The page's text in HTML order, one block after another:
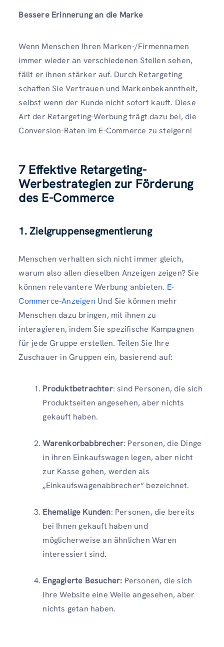
Bessere Erinnerung an die Marke
Wenn Menschen Ihren Marken-/Firmennamen
immer wieder an verschiedenen Stellen sehen,
fällt er ihnen stärker auf. Durch Retargeting
schaffen Sie Vertrauen und Markenbekanntheit,
selbst wenn der Kunde nicht sofort kauft. Diese
Art der Retargeting-Werbung trägt dazu bei, die
Conversion-Raten im E-Commerce zu steigern!
7 Effektive Retargeting-
Werbestrategien zur Förderung
des E-Commerce
1. Zielgruppensegmentierung
Menschen verhalten sich nicht immer gleich,
warum also allen dieselben Anzeigen zeigen? Sie
können relevantere Werbung anbieten. E-
Commerce-Anzeigen Und Sie können mehr
Menschen dazu bringen, mit ihnen zu
interagieren, indem Sie spezifische Kampagnen
für jede Gruppe erstellen. Teilen Sie Ihre
Zuschauer in Gruppen ein, basierend auf:
Produktbetrachter: sind Personen, die sich
Produktseiten angesehen, aber nichts
gekauft haben.
Warenkorbabbrecher: Personen, die Dinge
in ihren Einkaufswagen legen, aber nicht
zur Kasse gehen, werden als
„Einkaufswagenabbrecher“ bezeichnet.
Ehemalige Kunden: Personen, die bereits
bei Ihnen gekauft haben und
möglicherweise an ähnlichen Waren
interessiert sind.
Engagierte Besucher: Personen, die sich
Ihre Website eine Weile angesehen, aber
nichts getan haben.